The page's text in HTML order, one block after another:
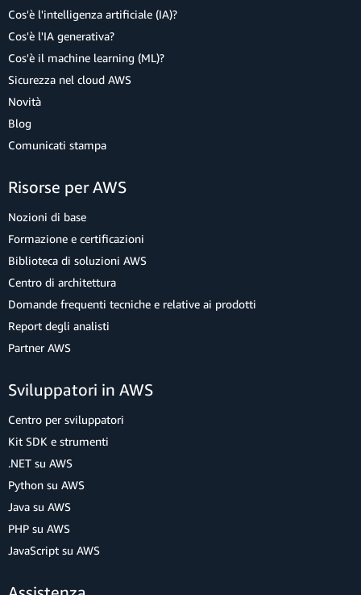
Cos'è l'intelligenza artificiale (IA)?
Cos'è l'IA generativa?
Cos'è il machine learning (ML)?
Sicurezza nel cloud AWS
Novità
Blog
Comunicati stampa
Risorse per AWS
Nozioni di base
Formazione e certificazioni
Biblioteca di soluzioni AWS
Centro di architettura
Domande frequenti tecniche e relative ai prodotti
Report degli analisti
Partner AWS
Sviluppatori in AWS
Centro per sviluppatori
Kit SDK e strumenti
.NET su AWS
Python su AWS
Java su AWS
PHP su AWS
JavaScript su AWS